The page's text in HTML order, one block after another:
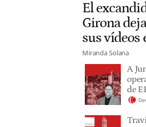
El
Girona
sus vídeos
Miranda Solana
A
de